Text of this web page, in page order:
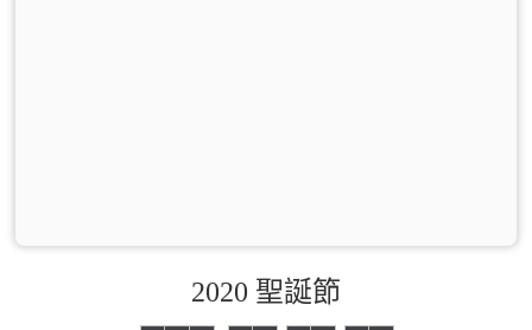
2020 聖誕節
0
0 0
0 0